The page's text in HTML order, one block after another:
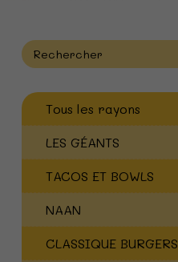
Tous les rayons
LES GÉANTS
TACOS ET BOWLS
NAAN
CLASSIQUE BURGERS